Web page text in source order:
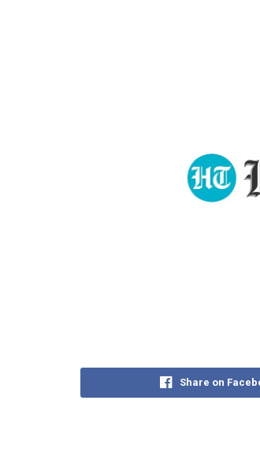
Share on